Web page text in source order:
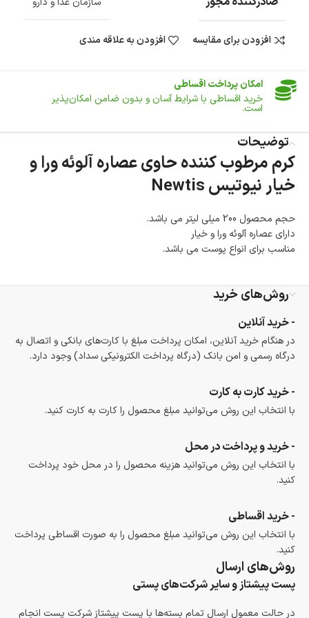
افزودن برای مقایسه افزودن به علاقه مندی
در هنگام خرید محصول، امکان انتخاب پرداخت در محل
امکان پرداخت اقساطی
ضمانت اصالت کالا
گارانتی معتبر برای تمامی محصولات ارائه می‌شود.
توضیحات
کرم مرطوب کننده حاوی عصاره آلوئه ورا و
خیار نیوتیس Newtis
حجم محصول 200 میلی لیتر می باشد.
دارای عصاره آلوئه ورا و خیار
مناسب برای انواع پوست می باشد.
روش‌های خرید
- خرید آنلاین
در هنگام خرید آنلاین، امکان پرداخت مبلغ با کارت‌های بانکی و اتصال به
درگاه رسمی و امن بانک (درگاه پرداخت الکترونیکی سداد) وجود دارد.
- خرید کارت به کارت
با انتخاب این روش می‌توانید مبلغ محصول را کارت به کارت کنید.
- خرید و پرداخت در محل
با انتخاب این روش می‌توانید هزینه محصول را در محل خود پرداخت
کنید.
- خرید اقساطی
با انتخاب این روش می‌توانید مبلغ محصول را به صورت اقساطی پرداخت
کنید.
روش‌های ارسال
پست پیشتاز و سایر شرکت‌های پستی
در حالت معمول ارسال تمام بسته‌ها با پست پیشتاز شرکت پست انجام